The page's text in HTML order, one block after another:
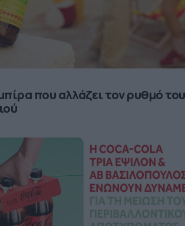
που αλλάζει τον ρυθμό του